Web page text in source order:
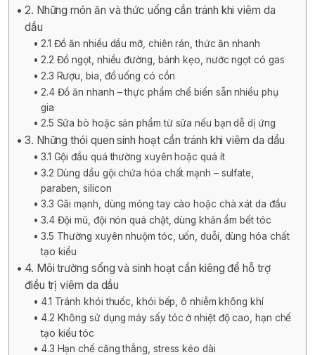
2. Những món ăn và thức uống cần tránh khi viêm da
dầu
2.1 Đồ ăn nhiều dầu mỡ, chiên rán, thức ăn nhanh
2.2 Đồ ngọt, nhiều đường, bánh kẹo, nước ngọt có gas
2.3 Rượu, bia, đồ uống có cồn
2.4 Đồ ăn nhanh – thực phẩm chế biến sẵn nhiều phụ
gia
2.5 Sữa bò hoặc sản phẩm từ sữa nếu bạn dễ dị ứng
3. Những thói quen sinh hoạt cần tránh khi viêm da dầu
3.1 Gội đầu quá thường xuyên hoặc quá ít
3.2 Dùng dầu gội chứa hóa chất mạnh – sulfate,
paraben, silicon
3.3 Gãi mạnh, dùng móng tay cào hoặc chà xát da đầu
3.4 Đội mũ, đội nón quá chật, dùng khăn ẩm bết tóc
3.5 Thường xuyên nhuộm tóc, uốn, duỗi, dùng hóa chất
tạo kiểu
4. Môi trường sống và sinh hoạt cần kiêng để hỗ trợ
điều trị viêm da dầu
4.1 Tránh khói thuốc, khói bếp, ô nhiễm không khí
4.2 Không sử dụng máy sấy tóc ở nhiệt độ cao, hạn chế
tạo kiểu tóc
4.3 Hạn chế căng thẳng, stress kéo dài